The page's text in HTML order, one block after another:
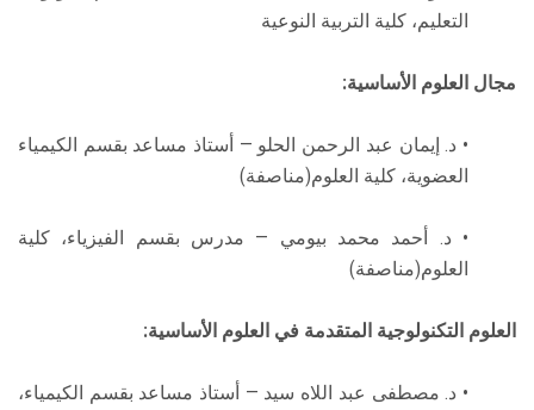
التعليم، كلية التربية النوعية
مجال العلوم الأساسية:
• د. إيمان عبد الرحمن الحلو — أستاذ مساعد بقسم الكيمياء
العضوية، كلية العلوم(مناصفة)
• د. أحمد محمد بيومي — مدرس بقسم الفيزياء، كلية
العلوم(مناصفة)
العلوم التكنولوجية المتقدمة في العلوم الأساسية:
• د. مصطفى عبد اللاه سيد — أستاذ مساعد بقسم الكيمياء،